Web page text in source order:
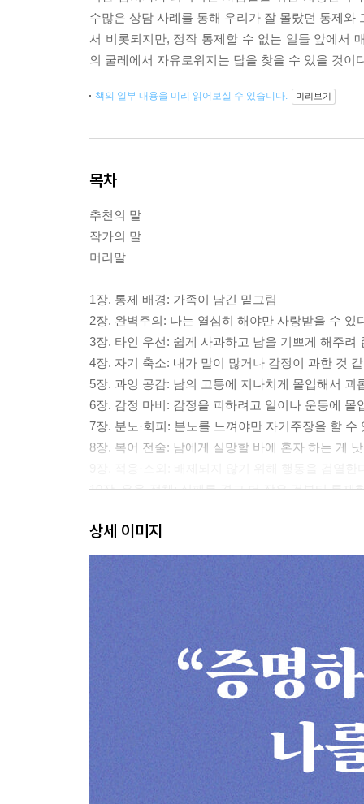
수많은 상담 사례를 통해 우리가 잘 몰랐던 통제
서 비롯되지만, 정작 통제할 수 없는 일들 앞에서
의 굴레에서 자유로워지는 답을 찾을 수 있을 것이
책의 일부 내용을 미리 읽어보실 수 있습니다. 미리보기
목차
추천의 말
작가의 말
머리말
1장. 통제 배경: 가족이 남긴 밑그림
2장. 완벽주의: 나는 열심히 해야만 사랑받을 수 있
3장. 타인 우선: 쉽게 사과하고 남을 기쁘게 해주려
4장. 자기 축소: 내가 말이 많거나 감정이 과한 것
5장. 과잉 공감: 남의 고통에 지나치게 몰입해서 괴
6장. 감정 마비: 감정을 피하려고 일이나 운동에 몰
7장. 분노·회피: 분노를 느껴야만 자기주장을 할 수
8장. 복어 전술: 남에게 실망할 바에 혼자 하는 게
10장. 우울·정체: 실패를 겪고 더 작은 것부터 통제
맺음말
상세 이미지